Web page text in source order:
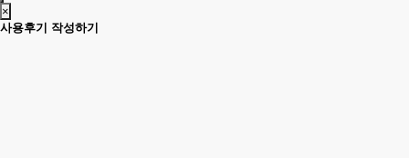
×
사용후기 작성하기